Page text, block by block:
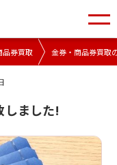
品券買取 金券・商品券買取
しました!